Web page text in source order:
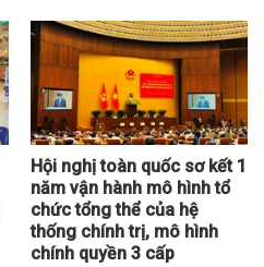
Hội nghị toàn quốc sơ kết 1
năm vận hành mô hình tổ
chức tổng thể của hệ
thống chính trị, mô hình
chính quyền 3 cấp